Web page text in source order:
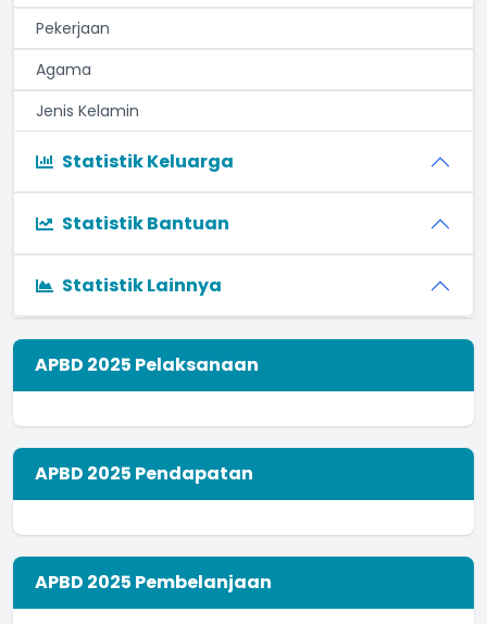
Pekerjaan
Agama
Jenis Kelamin
Statistik Keluarga
Statistik Bantuan
Statistik Lainnya
APBD 2025 Pelaksanaan
APBD 2025 Pendapatan
APBD 2025 Pembelanjaan